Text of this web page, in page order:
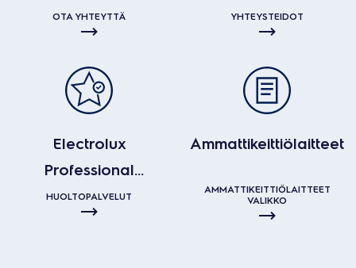
OTA YHTEYTTÄ
kanssa?
YHTEYSTEIDOT
Electrolux
Professional
huoltopalvelut
HUOLTOPALVELUT
Ammattikeittiölaitteet
AMMATTIKEITTIÖLAITTEET
VALIKKO